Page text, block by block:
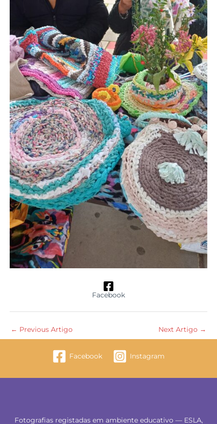
Facebook
← Previous Artigo Next Artigo →
Facebook Instagram
Fotografias registadas em ambiente educativo — ESLA,